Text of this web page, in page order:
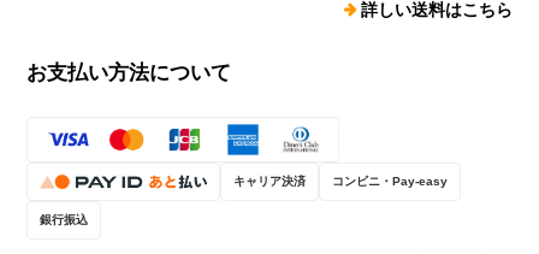
詳しい送料はこちら
お支払い方法について
キャリア決済 コンビニ・Pay-easy
銀行振込